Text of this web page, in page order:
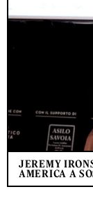
JEREMY
AMERICA A